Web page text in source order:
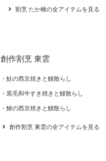
割烹 たか橋の全アイテムを見る
創作割烹 東雲
鮭の西京焼きと鰻散らし
黒毛和牛すき焼きと鰻散らし
鰆の西京焼きと鰻散らし
創作割烹 東雲の全アイテムを見る